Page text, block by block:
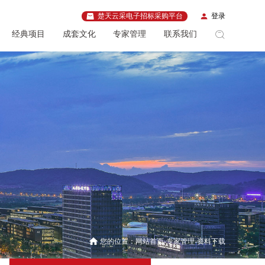
楚天云采电子招标采购平台 登录
经典项目 成套文化 专家管理 联系我们
您的位置：网站首页 专家管理 资料下载